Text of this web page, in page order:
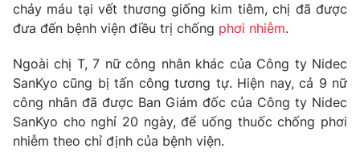
Góc doanh nghiệp
Truyền hình
Hậu trường
Nhân vật
Khán giả
Giải trí
Điện ảnh
Âm nhạc
Đời sống
Du lịch
chảy máu tại vết thương giống kim tiêm, chị đã được
đưa đến bệnh viện điều trị chống phơi nhiễm.
Ngoài chị T, 7 nữ công nhân khác của Công ty Nidec
SanKyo cũng bị tấn công tương tự. Hiện nay, cả 9 nữ
công nhân đã được Ban Giám đốc của Công ty Nidec
SanKyo cho nghỉ 20 ngày, để uống thuốc chống phơi
nhiễm theo chỉ định của bệnh viện.